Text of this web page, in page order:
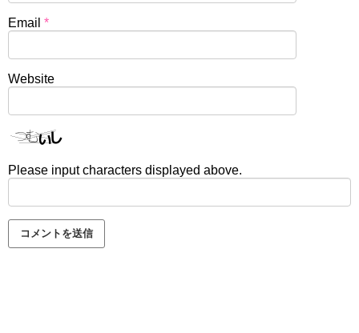
Email *
Website
Please input characters displayed above.